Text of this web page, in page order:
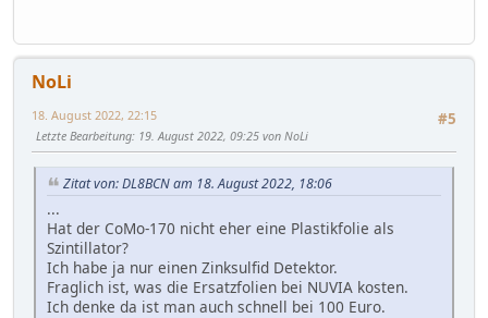
NoLi
#5
18. August 2022, 22:15
Letzte Bearbeitung: 19. August 2022, 09:25 von NoLi
Zitat von: DL8BCN am 18. August 2022, 18:06
...
Hat der CoMo-170 nicht eher eine Plastikfolie als
Szintillator?
Ich habe ja nur einen Zinksulfid Detektor.
Fraglich ist, was die Ersatzfolien bei NUVIA kosten.
Ich denke da ist man auch schnell bei 100 Euro.